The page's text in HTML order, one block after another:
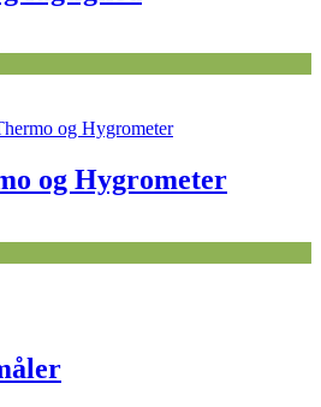
kr..
og Hygrometer
kr..